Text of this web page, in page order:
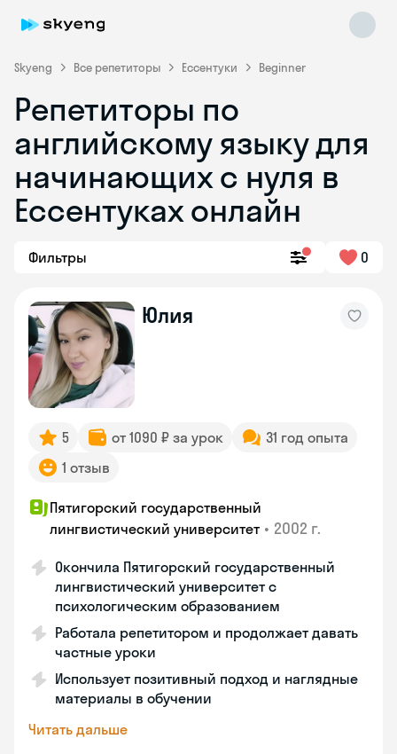
Skyeng Все репетиторы Ессентуки Beginner
Репетиторы по
английскому языку для
начинающих с нуля в
Ессентуках онлайн
Фильтры 0
Юлия
5 от 1090 ₽ за урок
31 год опыта
1 отзыв
Пятигорский государственный
лингвистический университет • 2002 г.
Окончила Пятигорский государственный
лингвистический университет с
психологическим образованием
Работала репетитором и продолжает давать
частные уроки
Использует позитивный подход и наглядные
материалы в обучении
Читать дальше
Skyeng Chat